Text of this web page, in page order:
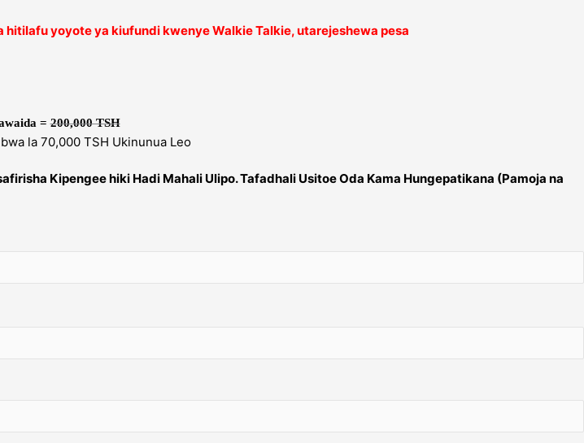
hitilafu yoyote ya kiufundi kwenye Walkie Talkie, utarejeshewa pesa
=200,000 TSH
la 70,000 TSH Ukinunua Leo
Kipengee hiki Hadi Mahali Ulipo. Tafadhali Usitoe Oda Kama Hungepatikana (Pamoja na